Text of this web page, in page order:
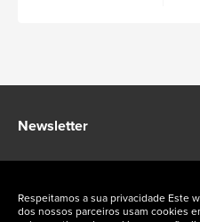
Newsletter
Fique a par das ofertas
Respeitamos a sua privacidade Este
dos nossos parceiros usam cookies